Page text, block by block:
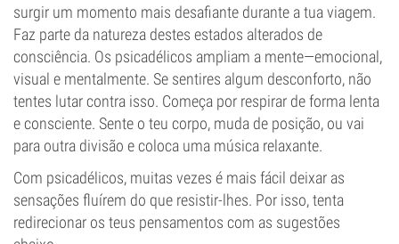
surgir um momento mais desafiante durante a tua viagem.
Faz parte da natureza destes estados alterados de
consciência. Os psicadélicos ampliam a mente—emocional,
visual e mentalmente. Se sentires algum desconforto, não
tentes lutar contra isso. Começa por respirar de forma lenta
e consciente. Sente o teu corpo, muda de posição, ou vai
para outra divisão e coloca uma música relaxante.
Com psicadélicos, muitas vezes é mais fácil deixar as
sensações fluírem do que resistir-lhes. Por isso, tenta
redirecionar os teus pensamentos com as sugestões